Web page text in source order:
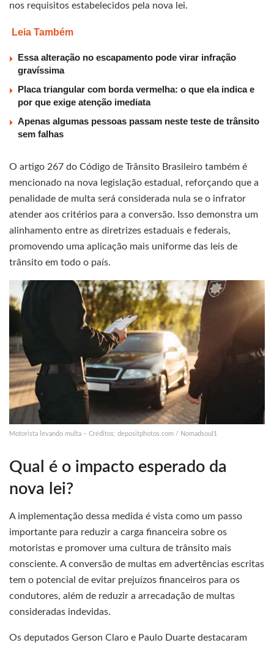
nos requisitos estabelecidos pela nova lei.
Leia Também
Essa alteração no escapamento pode virar infração
gravíssima
Placa triangular com borda vermelha: o que ela indica e
por que exige atenção imediata
Apenas algumas pessoas passam neste teste de trânsito
sem falhas
O artigo 267 do Código de Trânsito Brasileiro também é
mencionado na nova legislação estadual, reforçando que a
penalidade de multa será considerada nula se o infrator
atender aos critérios para a conversão. Isso demonstra um
alinhamento entre as diretrizes estaduais e federais,
promovendo uma aplicação mais uniforme das leis de
trânsito em todo o país.
Motorista levando multa – Créditos: depositphotos.com / Nomadsoul1
Qual é o impacto esperado da
nova lei?
A implementação dessa medida é vista como um passo
importante para reduzir a carga financeira sobre os
motoristas e promover uma cultura de trânsito mais
consciente. A conversão de multas em advertências escritas
tem o potencial de evitar prejuízos financeiros para os
condutores, além de reduzir a arrecadação de multas
consideradas indevidas.
Os deputados Gerson Claro e Paulo Duarte destacaram